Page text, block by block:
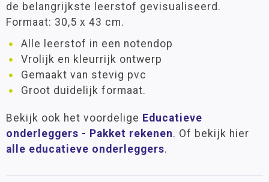
de belangrijkste leerstof gevisualiseerd.
Formaat: 30,5 x 43 cm.
Alle leerstof in een notendop
Vrolijk en kleurrijk ontwerp
Gemaakt van stevig pvc
Groot duidelijk formaat.
Bekijk ook het voordelige Educatieve
onderleggers - Pakket rekenen. Of bekijk hier
alle educatieve onderleggers.